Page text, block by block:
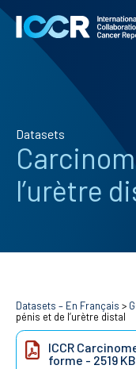
Datasets
l’urètre
Datasets – En Français >
pénis et de l’urètre distal
ICCR
forme - 2519 KB